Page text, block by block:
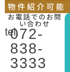
物件紹介可能
お電話でのお問
い合わせ
tel.
072-
838-
3333